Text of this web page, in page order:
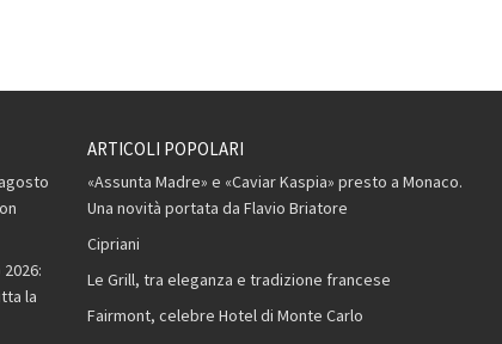
la
ARTICOLI POPOLARI
«Assunta Madre» e «Caviar Kaspia» presto a Monaco.
Una novità portata da Flavio Briatore
Cipriani
Le Grill, tra eleganza e tradizione francese
Fairmont, celebre Hotel di Monte Carlo